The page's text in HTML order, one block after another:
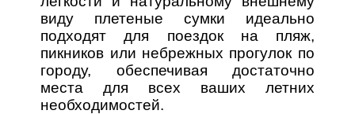
виду плетеные сумки идеально
подходят для поездок на пляж,
пикников или небрежных прогулок по
городу, обеспечивая достаточно
места для всех ваших летних
необходимостей.